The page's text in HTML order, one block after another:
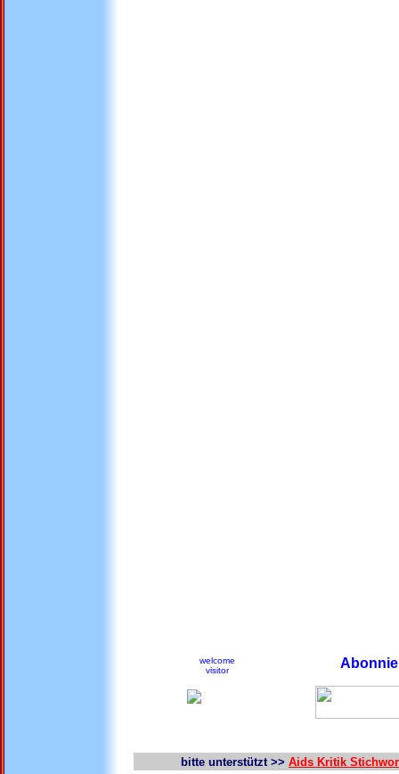
welcome
visitor
bitte unterstützt >> Aids Kritik